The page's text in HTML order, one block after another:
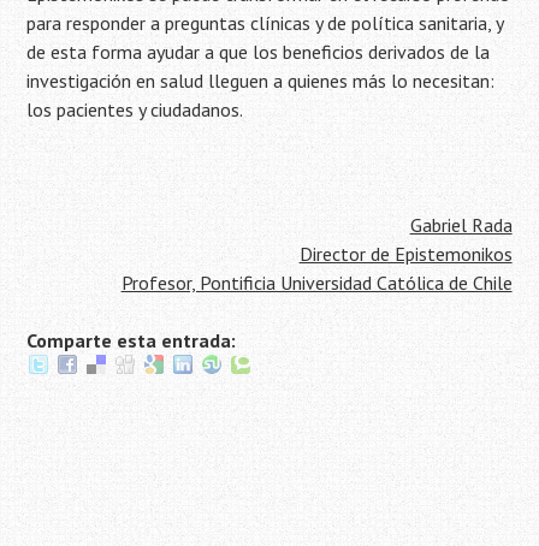
para responder a preguntas clínicas y de política sanitaria, y
de esta forma ayudar a que los beneficios derivados de la
investigación en salud lleguen a quienes más lo necesitan:
los pacientes y ciudadanos.
Gabriel Rada
Director de Epistemonikos
Profesor, Pontificia Universidad Católica de Chile
Comparte esta entrada: